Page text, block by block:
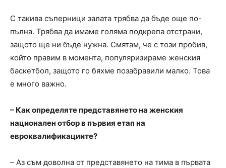
С такива съперници залата трябва да бъде още по-
пълна. Трябва да имаме голяма подкрепа отстрани,
защото ще ни бъде нужна. Смятам, че с този пробив,
който правим в момента, популяризираме женския
баскетбол, защото го бяхме позабравили малко. Това
е много важно.
– Как определяте представянето на женския
национален отбор в първия етап на
евроквалификациите?
– Аз съм доволна от представянето на тима в първата